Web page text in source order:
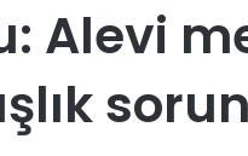
Alevi